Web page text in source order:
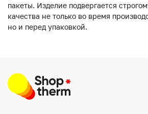
пакеты. Изделие подвергается
качества не только во время
но и перед упаковкой.